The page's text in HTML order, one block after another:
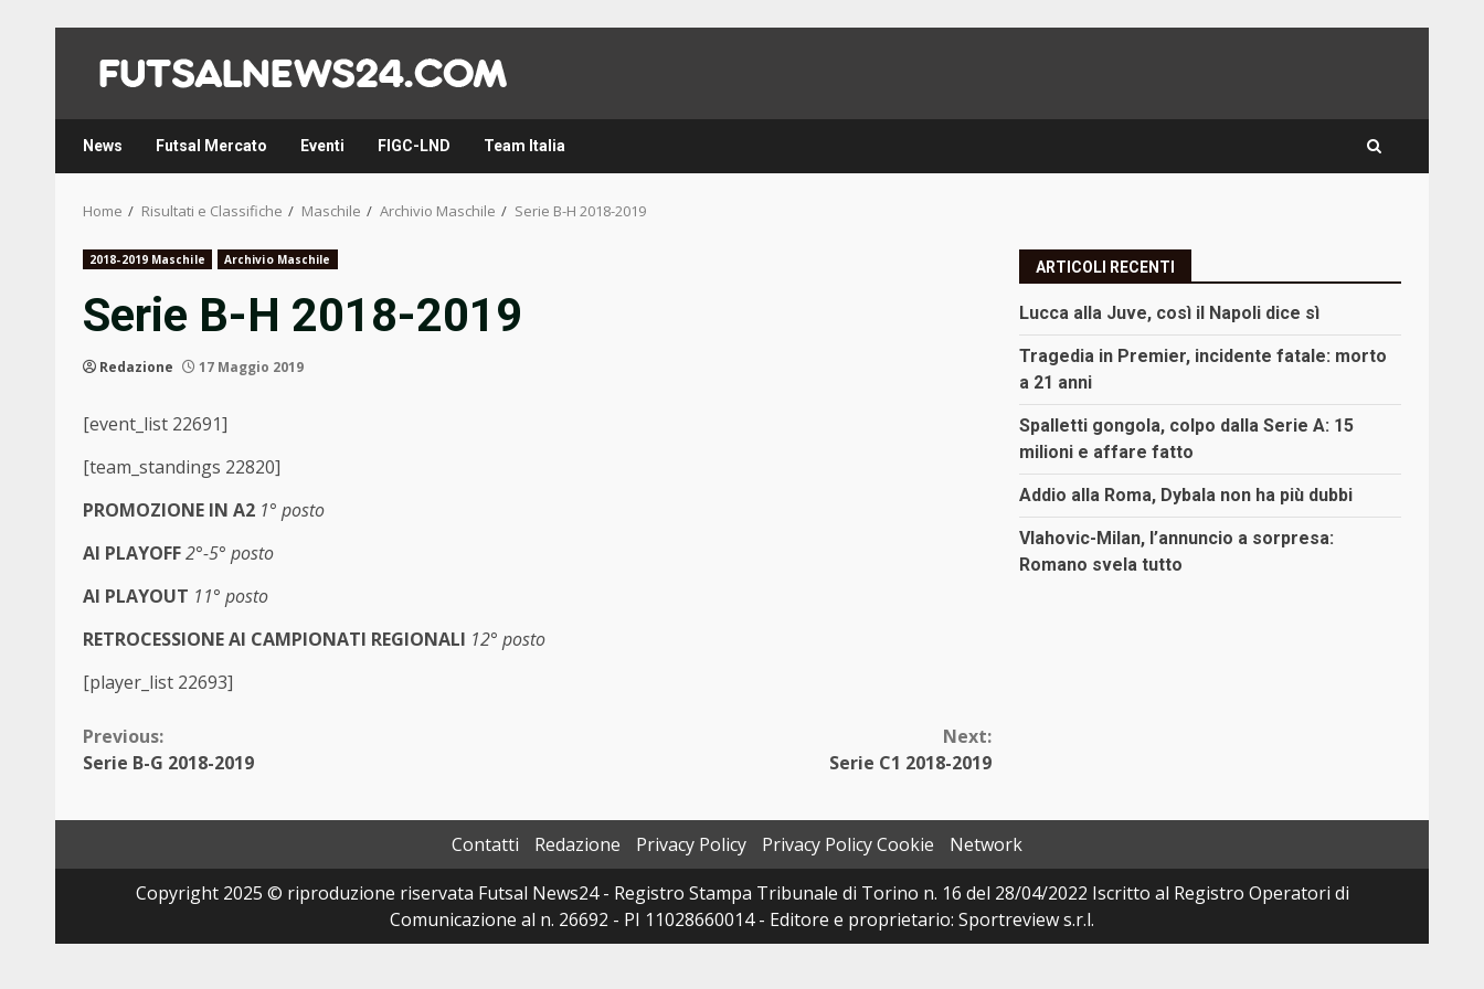
content
News Futsal Mercato Eventi FIGC-LND Team Italia
Home Risultati e Classifiche Maschile Archivio Maschile Serie B-H 2018-2019
2018-2019 Maschile Archivio Maschile
Serie B-H 2018-2019
Redazione 17 Maggio 2019
[event_list 22691]
[team_standings 22820]
PROMOZIONE IN A2 1° posto
AI PLAYOFF2°-5° posto
AI PLAYOUT 11° posto
RETROCESSIONE AI CAMPIONATI REGIONALI 12° posto
[player_list 22693]
Continue
Previous:
Serie B-G 2018-2019
Next:
Serie C1 2018-2019
ARTICOLI RECENTI
Lucca alla Juve, così il Napoli dice sì
Tragedia in Premier, incidente fatale: morto
a 21 anni
Spalletti gongola, colpo dalla Serie A: 15
milioni e affare fatto
Addio alla Roma, Dybala non ha più dubbi
Vlahovic-Milan, l’annuncio a sorpresa:
Romano svela tutto
Contatti Redazione Privacy Policy Privacy Policy Cookie
Network
Copyright 2025 © riproduzione riservata Futsal News24 - Registro Stampa Tribunale di Torino n. 16 del 28/04/2022 Iscritto al Registro Operatori di
Comunicazione al n. 26692 - PI 11028660014 - Editore e proprietario: Sportreview s.r.l.